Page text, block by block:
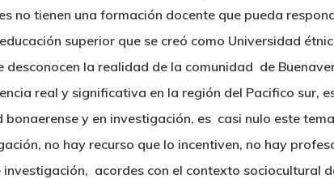
no tienen una formación docente que pueda
superior que se creó como Universidad
desconocen la realidad de la comunidad de
real y significativa en la región del Pacifico sur,
bonaerense y en investigación, es casi nulo este
no hay recurso que lo incentiven, no hay
investigación, acordes con el contexto sociocultural